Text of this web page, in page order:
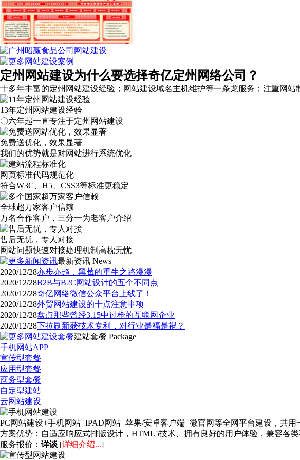
定州网站建设为什么要选择奇亿定州网络公司？
十多年丰富的定州网站建设经验；网站建设域名主机维护等一条龙服务 ；注重网站
13年定州网站建设经验
〇六年起一直专注于定州网站建设
免费送优化，效果显著
我们的优势就是对网站进行系统优化
网页标准代码规范化
符合W3C、H5、CSS3等标准更稳定
全球超万家客户信赖
万名合作客户，三分一为老客户介绍
售后无忧，专人对接
网站问题快速对接处理机制高枕无忧
最新资讯 News
2020/12/28亦步亦趋，黑莓的重生之路漫漫
2020/12/28B2B与B2C网站设计的五个不同点
2020/12/28奇亿网络微信公众平台上线了！
2020/12/28外贸网站建设的十点注意事项
2020/12/28盘点那些曾经3.15中过枪的互联网企业
2020/12/28下拉刷新获技术专利，对行业是福是祸？
建站套餐 Package
手机网站APP
宣传型套餐
应用型套餐
商务型套餐
自定型建站
云网站建设
PC网站建设+手机网站+IPAD网站+苹果/安卓客户端+微官网等全网平台建设，共用
方案优势： 自适应响应式排版设计，HTML5技术、拥有良好的用户体验，兼容各
服务报价： 详谈 [详细介绍...]